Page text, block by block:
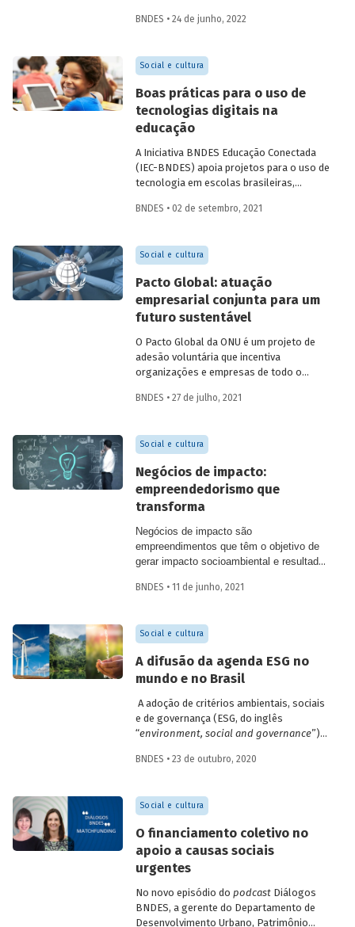
indicadores entre as regiões do país. Na
significativos, embora a região ainda
registre índices inferiores à média
nacional. Conheça o perfil das causas de
óbito na região e entenda quais são os
desafios para ampliar a infraestrutura de
saúde, considerando as particularidades
BNDES • 24 de junho, 2022
Social e cultura
Boas práticas para o uso de
tecnologias digitais na
educação
A Iniciativa BNDES Educação Conectada
(IEC-BNDES) apoia projetos para o uso de
tecnologia em escolas brasileiras,
possam ser replicados em outros
construída a estratégia de
monitoramento e avaliação (M&A) da
identificadas no relatório que avalia os
resultados da experiência em quatro
territórios participantes.
BNDES • 02 de setembro, 2021
Social e cultura
Pacto Global: atuação
empresarial conjunta para um
futuro sustentável
O Pacto Global da ONU é um projeto de
adesão voluntária que incentiva
organizações e empresas de todo o
responsabilidade socioambiental.
pacto e os resultados já alcançados, e
saiba mais sobre a participação do
BNDES.
BNDES • 27 de julho, 2021
Social e cultura
Negócios de impacto:
empreendedorismo que
transforma
Negócios de impacto são
empreendimentos que têm o objetivo de
gerar impacto socioambiental e resultado
conforme definição da Estratégia Nacional
– Enimpacto. Saiba mais sobre as
características desse tipo de negócio,
sobre o ecossistema de fomento no
Brasil.
BNDES • 11 de junho, 2021
Social e cultura
A difusão da agenda ESG no
mundo e no Brasil
A adoção de critérios ambientais, sociais
e de governança (ESG, do inglês
“environment, social and governance”)
investimentos parece estar
gestoras e bancos brasileiros. A
introdução de critérios ESG nas decisões
uma ampliação do foco emshareholders
(acionistas) para todos osstakeholders
(partes interessadas). Entenda como foi a
quais são os desafios para a
disseminação dos critérios ESG entre
BNDES • 23 de outubro, 2020
Social e cultura
O financiamento coletivo no
apoio a causas sociais
urgentes
No novo episódio do podcastDiálogos
BNDES, a gerente do Departamento de
Desenvolvimento Urbano, Patrimônio